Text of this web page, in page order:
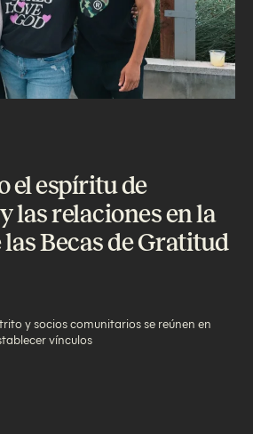
el espíritu de
las relaciones en la
Becas de Gratitud
y socios comunitarios se reúnen en
vínculos